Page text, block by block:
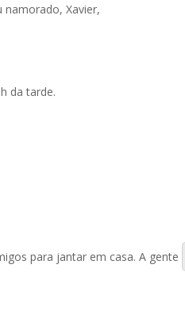
Xavier,
da tarde.
para jantar em casa. A gente